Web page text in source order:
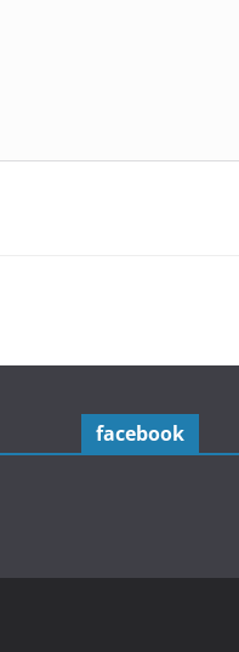
facebook